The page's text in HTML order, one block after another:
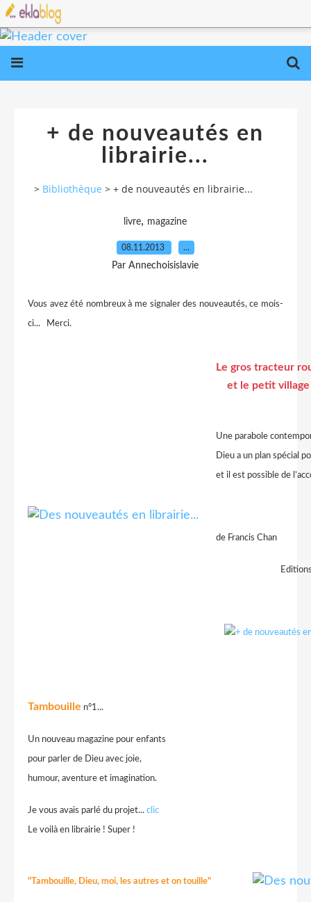
+ de nouveautés en
librairie...
> Bibliothèque > + de nouveautés en librairie...
livre, magazine
08.11.2013 …
Par Annechoisislavie
Vous avez été nombreux à me signaler des nouveautés, ce mois-
ci... Merci.
Le gros tracteur
et le petit village
Une parabole
Dieu a un plan spécial
et il est possible de
de Francis Chan
Tambouille n°1...
Un nouveau magazine pour enfants
pour parler de Dieu avec joie,
humour, aventure et imagination.
Je vous avais parlé du projet... clic
Le voilà en librairie ! Super !
"Tambouille, Dieu, moi, les autres et on touille"